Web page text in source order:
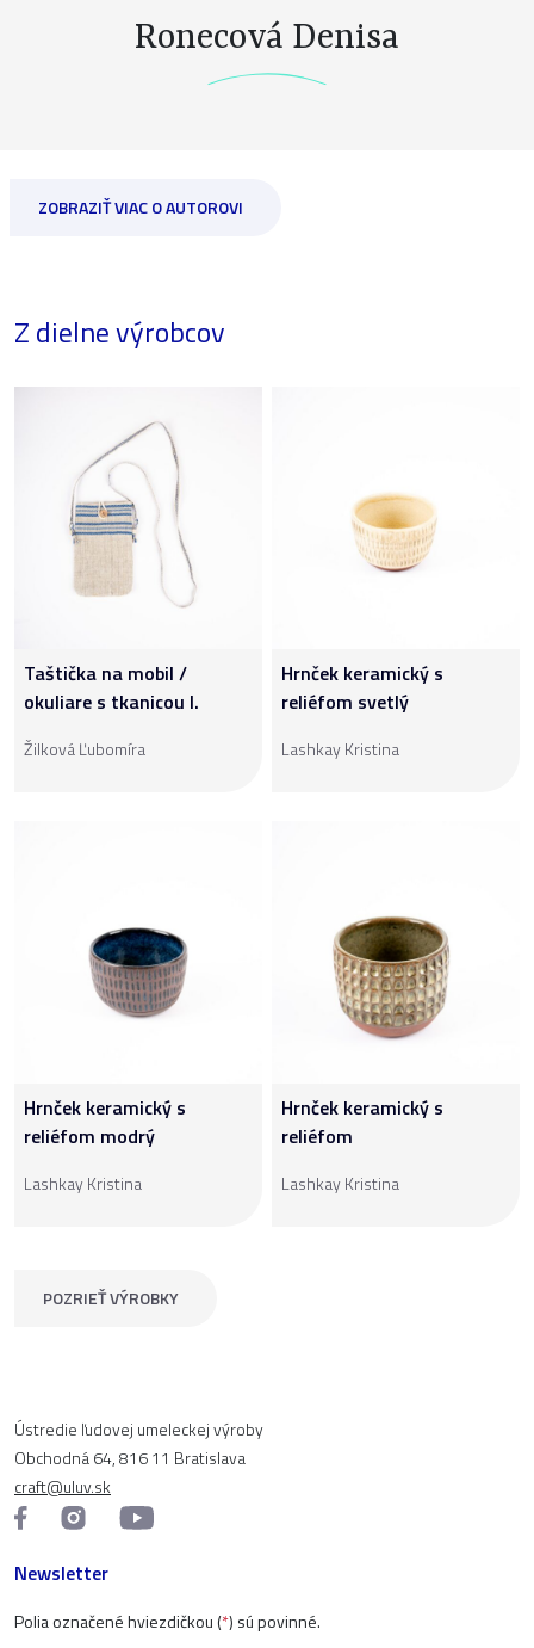
Ronecová Denisa
ZOBRAZIŤ VIAC O AUTOROVI
Z dielne výrobcov
Taštička na mobil /
okuliare s tkanicou I.
Žilková Ľubomíra
Hrnček keramický s
reliéfom svetlý
Lashkay Kristina
Hrnček keramický s
reliéfom modrý
Lashkay Kristina
Hrnček keramický s
reliéfom
Lashkay Kristina
POZRIEŤ VÝROBKY
Ústredie ľudovej umeleckej výroby
Obchodná 64, 816 11 Bratislava
craft@uluv.sk
Newsletter
Polia označené hviezdičkou (*) sú povinné.